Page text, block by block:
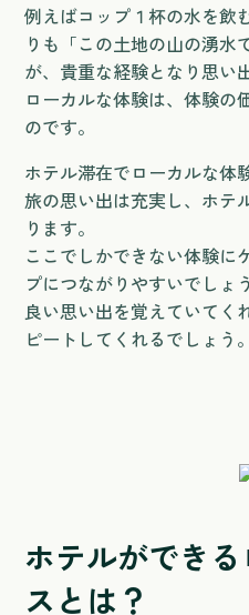
例えばコップ１杯の水を飲
りも「この土地の山の湧水
が、貴重な経験となり思い
ローカルな体験は、体験の
のです。
ホテル滞在でローカルな体
旅の思い出は充実し、ホテ
ります。
ここでしかできない体験に
プにつながりやすいでしょ
良い思い出を覚えていてく
ピートしてくれるでしょう。
ホテルができ
スとは？